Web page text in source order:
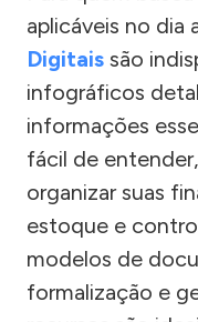
aplicáveis no dia
Digitais são
infográficos
informações
fácil de
organizar suas
estoque e
modelos de
formalização e